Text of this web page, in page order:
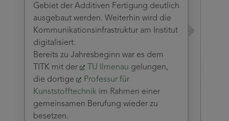
Gebiet der Additiven Fertigung deutlich
ausgebaut werden. Weiterhin wird die
Kommunikationsinfrastruktur am Institut
digitalisiert.
Bereits zu Jahresbeginn war es dem
TITK mit der
TU Ilmenau gelungen,
die dortige
Professur für
Kunststofftechnik im Rahmen einer
gemeinsamen Berufung wieder zu
besetzen.